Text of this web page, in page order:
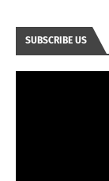
SUBSCRIBE US